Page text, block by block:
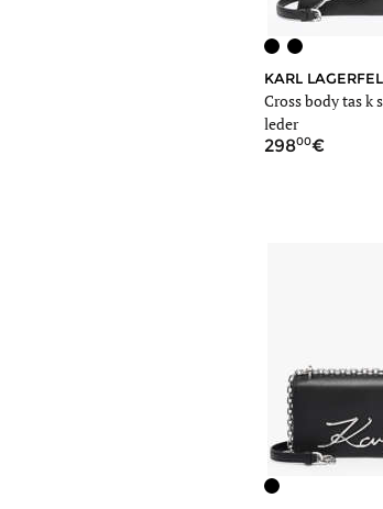
KARL
Cross body tas k
leder
29800